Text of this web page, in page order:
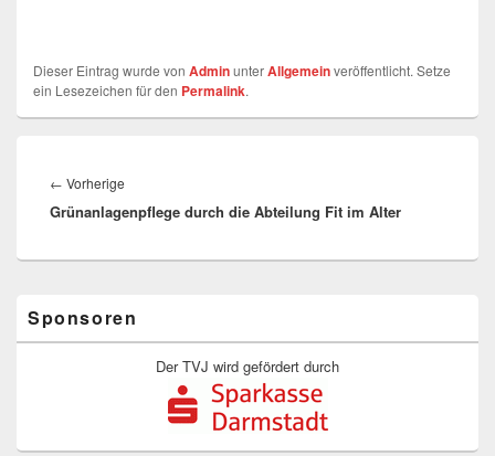
Dieser Eintrag wurde von AdminunterAllgemeinveröffentlicht. Setze
ein Lesezeichen für den Permalink.
← Vorherige
Beitrag:
Grünanlagenpflege durch die Abteilung Fit im Alter
Seitenleisten-
Widgetbereich
Sponsoren
Der TVJ wird gefördert durch